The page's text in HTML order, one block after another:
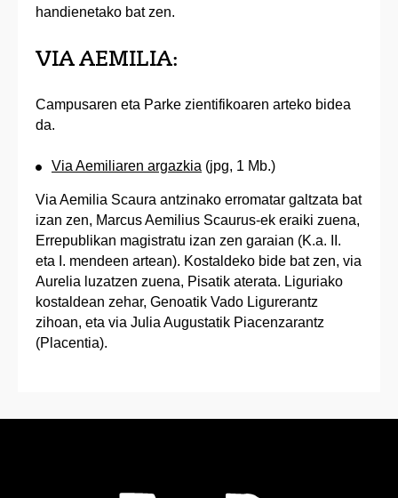
handienetako bat zen.
VIA AEMILIA:
Campusaren eta Parke zientifikoaren arteko bidea
da.
Via Aemiliaren argazkia (jpg, 1 Mb.)
Via Aemilia Scaura antzinako erromatar galtzata bat
izan zen, Marcus Aemilius Scaurus-ek eraiki zuena,
Errepublikan magistratu izan zen garaian (K.a. II.
eta I. mendeen artean). Kostaldeko bide bat zen, via
Aurelia luzatzen zuena, Pisatik aterata. Liguriako
kostaldean zehar, Genoatik Vado Ligurerantz
zihoan, eta via Julia Augustatik Piacenzarantz
(Placentia).